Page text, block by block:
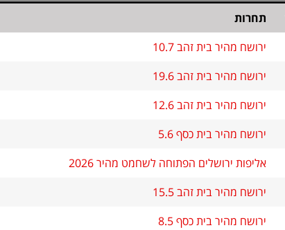
תחרות
ירושח מהיר בית זהב 10.7
ירושח מהיר בית זהב 19.6
ירושח מהיר בית זהב 12.6
ירושח מהיר בית כסף 5.6
אליפות ירושלים הפתוחה לשחמט מהיר 2026
ירושח מהיר בית זהב 15.5
ירושח מהיר בית כסף 8.5